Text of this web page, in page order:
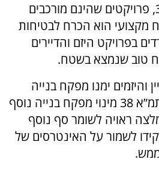
בפרויקטים של תמ”א 38, פרויקטים שהינם מורכבים
מקצועי הוא הכרח לבטיחות
בפרויקט היזם והדיירים
טוב שנמצא בשטח.
והיזמים ימנו מפקח בנייה
מטעמם , בפרויקט של תמ”א 38 מינוי מפקח בנייה נוסף
ראויה לשומר סף נוסף
לשמור על האינטרסים של